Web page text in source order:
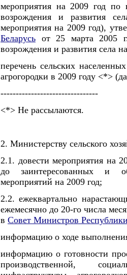
мероприятия на 2009 год по
возрождения и развития
мероприятия на 2009 год),
Беларусь от 25 марта 2005
возрождения и развития села
перечень сельских
агрогородки в 2009 году <*>
--------------------------------
<*> Не рассылаются.
2. Министерству сельского
2.1. довести мероприятия на
до заинтересованных и
мероприятий на 2009 год;
2.2. ежеквартально
ежемесячно до 20-го числа
в Совет Министров
информацию о ходе
информацию о готовности
производственной,